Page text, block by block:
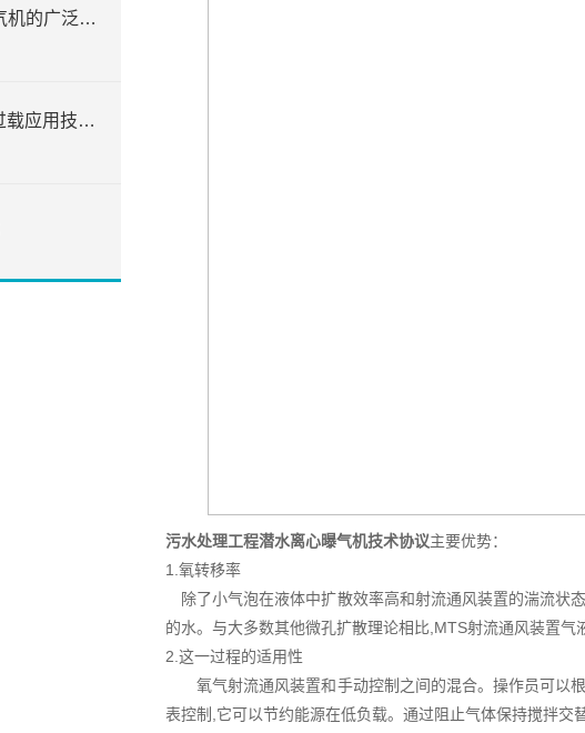
FQB型浮筒式离心曝气机的广泛应用
离心曝气机中泵的无过载应用技术说明
污水处理工程潜水离心曝气机技术协议主要优势：
1.氧转移率
除了小气泡在液体中扩散效率高和射流通风装置的湍流状
的水。与大多数其他微孔扩散理论相比,MTS射流通风装置气
2.这一过程的适用性
氧气射流通风装置和手动控制之间的混合。操作员可以
表控制,它可以节约能源在低负载。通过阻止气体保持搅拌交